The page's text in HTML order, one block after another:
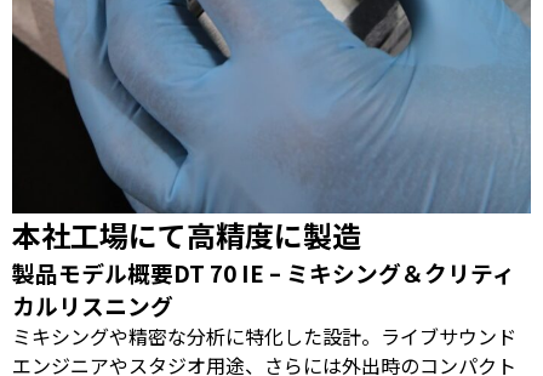
本社工場にて高精度に製造
製品モデル概要DT 70 IE – ミキシング＆クリティ
カルリスニング
ミキシングや精密な分析に特化した設計。ライブサウンド
エンジニアやスタジオ用途、さらには外出時のコンパクト